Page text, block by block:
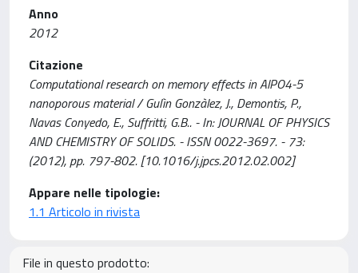
Anno
2012
Citazione
Computational research on memory effects in AlPO4-5
nanoporous material / Gulìn Gonzàlez, J., Demontis, P.,
Navas Conyedo, E., Suffritti, G.B.. - In: JOURNAL OF PHYSICS
AND CHEMISTRY OF SOLIDS. - ISSN 0022-3697. - 73:
(2012), pp. 797-802. [10.1016/j.jpcs.2012.02.002]
Appare nelle tipologie:
1.1 Articolo in rivista
File in questo prodotto: